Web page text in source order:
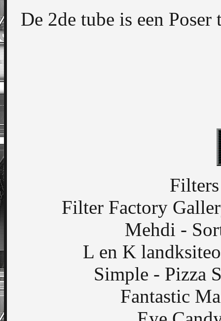
De 2de tube is een
Filter Factory
Mehdi -
L en K
Simple - Pizza
Fantastic